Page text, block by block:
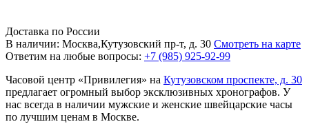
Доставка по России
В наличии: Москва,Кутузовский пр-т, д. 30 Смотреть на карте
Ответим на любые вопросы: +7 (985) 925-92-99
Часовой центр «Привилегия» на Кутузовском проспекте, д. 30
предлагает огромный выбор эксклюзивных хронографов. У
нас всегда в наличии мужские и женские швейцарские часы
по лучшим ценам в Москве.